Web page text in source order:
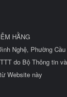
HẰNG
Nghệ, Phường
do Bộ Thông tin
Website này